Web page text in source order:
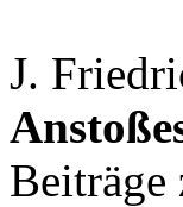
J.
Beiträge